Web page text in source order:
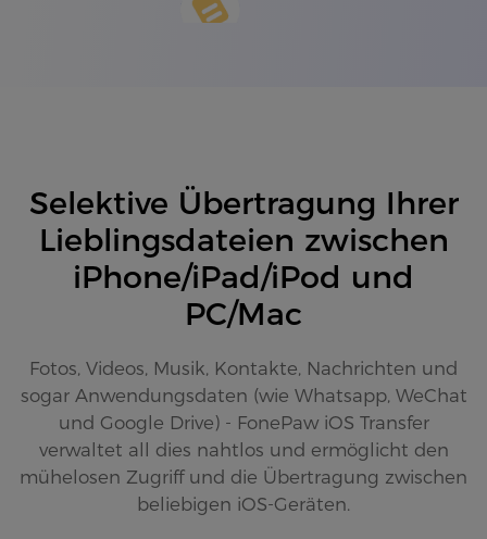
Selektive Übertragung Ihrer
Lieblingsdateien zwischen
iPhone/iPad/iPod und
PC/Mac
Fotos, Videos, Musik, Kontakte, Nachrichten und
sogar Anwendungsdaten (wie Whatsapp, WeChat
und Google Drive) - FonePaw iOS Transfer
verwaltet all dies nahtlos und ermöglicht den
mühelosen Zugriff und die Übertragung zwischen
beliebigen iOS-Geräten.